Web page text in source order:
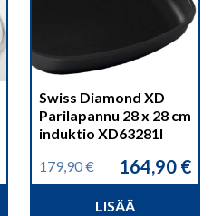
Swiss Diamond XD
Parilapannu 28 x 28 cm
induktio XD63281I
179,90€
Alkuperäinen164,90 €
Nykyinen
LISÄÄ